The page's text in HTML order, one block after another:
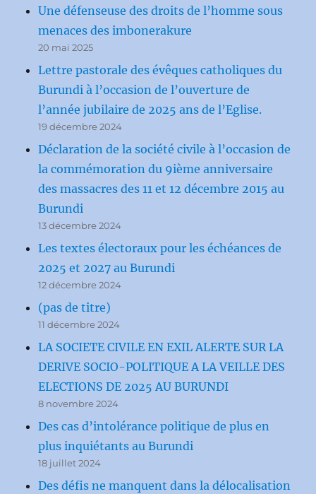
Une défenseuse des droits de l’homme sous
menaces des imbonerakure
20 mai 2025
Lettre pastorale des évêques catholiques du
Burundi à l’occasion de l’ouverture de
l’année jubilaire de 2025 ans de l’Eglise.
19 décembre 2024
Déclaration de la société civile à l’occasion de
la commémoration du 9ième anniversaire
des massacres des 11 et 12 décembre 2015 au
Burundi
13 décembre 2024
Les textes électoraux pour les échéances de
2025 et 2027 au Burundi
12 décembre 2024
(pas de titre)
11 décembre 2024
LA SOCIETE CIVILE EN EXIL ALERTE SUR LA
DERIVE SOCIO-POLITIQUE A LA VEILLE DES
ELECTIONS DE 2025 AU BURUNDI
8 novembre 2024
Des cas d’intolérance politique de plus en
plus inquiétants au Burundi
18 juillet 2024
Des défis ne manquent dans la délocalisation